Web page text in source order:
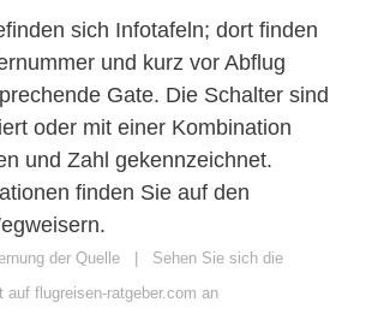
sich Infotafeln; dort finden
und kurz vor Abflug
Gate. Die Schalter sind
oder mit einer Kombination
und Zahl gekennzeichnet.
finden Sie auf den
der Quelle | Sehen Sie sich die
auf flugreisen-ratgeber.com an